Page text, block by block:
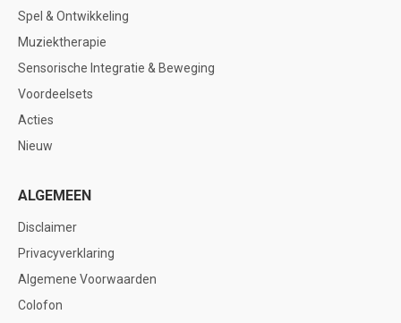
Spel & Ontwikkeling
Muziektherapie
Sensorische Integratie & Beweging
Voordeelsets
Acties
Nieuw
ALGEMEEN
Disclaimer
Privacyverklaring
Algemene Voorwaarden
Colofon